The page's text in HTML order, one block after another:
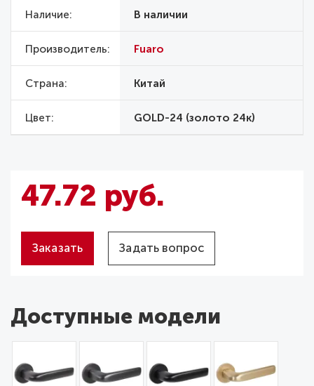
Наличие В наличии
Производитель Fuaro
Страна Китай
Цвет GOLD-24 (золото 24к)
47.72 руб.
Заказать Задать вопрос
Доступные модели